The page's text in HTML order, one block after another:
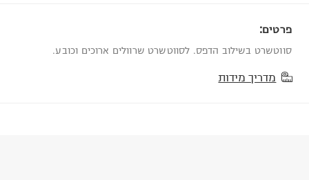
פרטים:
סווטשרט בשילוב הדפס. לסווטשרט שרוולים ארוכים וכובע.
מדריך מידות